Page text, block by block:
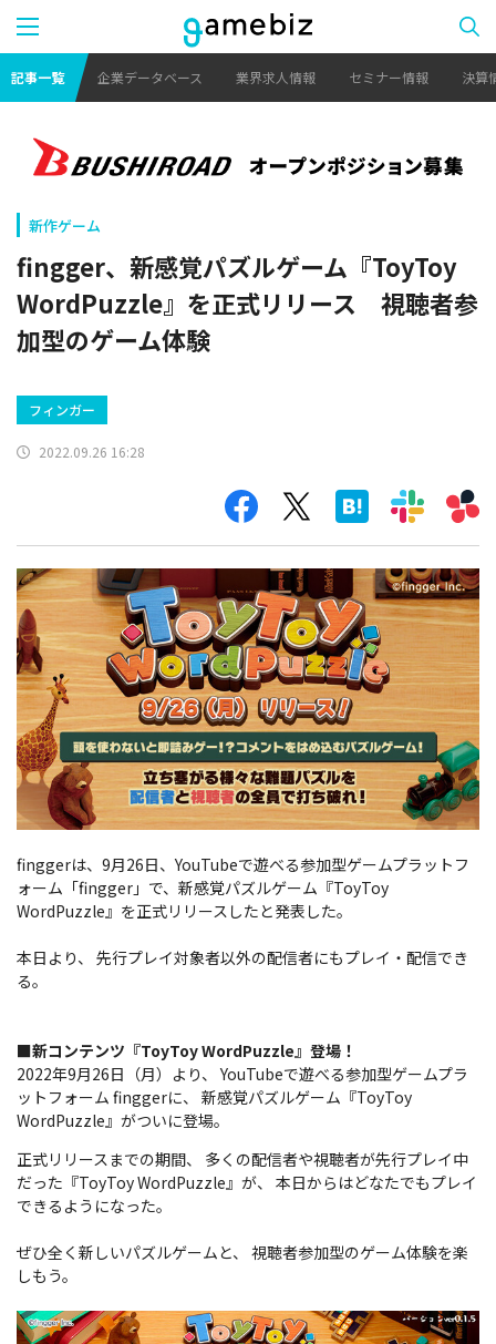
記事一覧 企業データベース 業界求人情報 セミナー情報 決算
新作ゲーム
fingger、新感覚パズルゲーム『ToyToy
WordPuzzle』を正式リリース 視聴者参
加型のゲーム体験
フィンガー
2022.09.26 16:28
finggerは、9月26日、YouTubeで遊べる参加型ゲームプラットフ
ォーム「fingger」で、新感覚パズルゲーム『ToyToy
WordPuzzle』を正式リリースしたと発表した。
本日より、 先行プレイ対象者以外の配信者にもプレイ・配信でき
る。
■新コンテンツ『ToyToy WordPuzzle』登場！
2022年9月26日（月）より、 YouTubeで遊べる参加型ゲームプラ
ットフォーム finggerに、 新感覚パズルゲーム『ToyToy
WordPuzzle』がついに登場。
正式リリースまでの期間、 多くの配信者や視聴者が先行プレイ中
だった『ToyToy WordPuzzle』が、 本日からはどなたでもプレイ
できるようになった。
ぜひ全く新しいパズルゲームと、 視聴者参加型のゲーム体験を楽
しもう。